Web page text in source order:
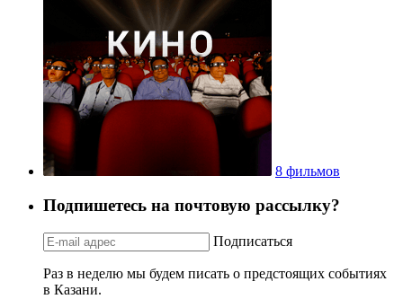
8 фильмов
Подпишетесь на почтовую рассылку?
Подписаться
Раз в неделю мы будем писать о предстоящих событиях
в Казани.